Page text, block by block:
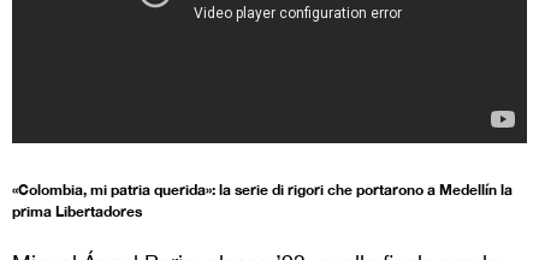
«Colombia, mi patria querida»: la serie di rigori che portarono a Medellín la
prima Libertadores